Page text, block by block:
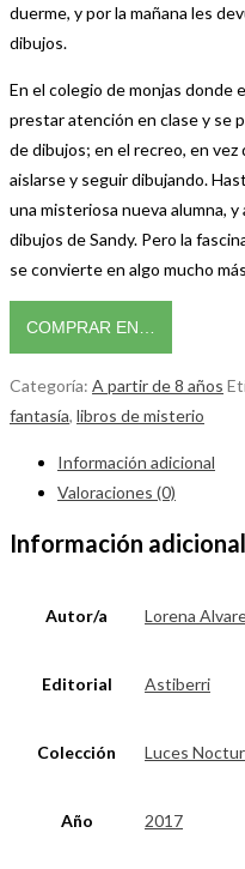
duerme, y por la mañana les
dibujos.
En el colegio de monjas donde
prestar atención en clase y se
de dibujos; en el recreo, en
aislarse y seguir dibujando.
una misteriosa nueva alumna,
dibujos de Sandy. Pero la
se convierte en algo mucho
COMPRAR EN…
Categoría: A partir de 8 años
fantasía, libros de misterio
Información adicional
Valoraciones (0)
Información adicional
Autor/a Lorena
Editorial Astiberri
Colección Luces
Año 2017